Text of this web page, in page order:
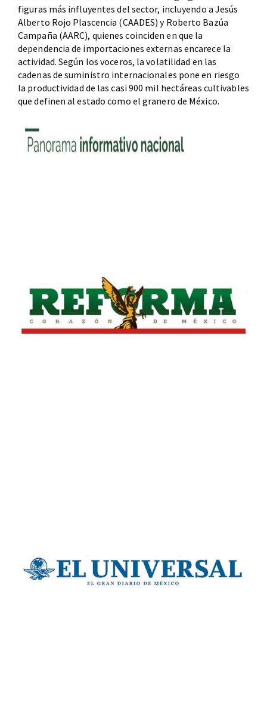
figuras más influyentes del sector, incluyendo a Jesús
Alberto Rojo Plascencia (CAADES) y Roberto Bazúa
Campaña (AARC), quienes coinciden en que la
dependencia de importaciones externas encarece la
actividad. Según los voceros, la volatilidad en las
cadenas de suministro internacionales pone en riesgo
la productividad de las casi 900 mil hectáreas cultivables
que definen al estado como el granero de México.